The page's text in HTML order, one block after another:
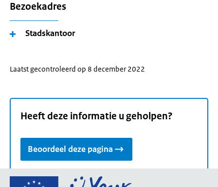
Bezoekadres
Stadskantoor
Laatst gecontroleerd op 8 december 2022
Heeft deze informatie u geholpen?
Beoordeel deze pagina
Ga